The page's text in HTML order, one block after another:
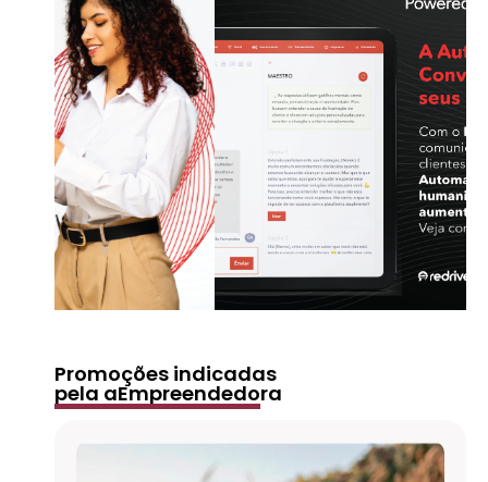
Promoções indicadas
pela aEmpreendedora